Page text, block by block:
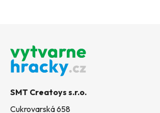
SMT Creatoys s.r.o.
Cukrovarská 658